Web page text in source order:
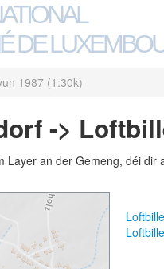
DE
1987 (1:30k)
->
Layer an der Gemeng, déi